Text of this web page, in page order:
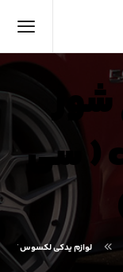
شور
لکسوس ct۲۰۰ ( سی
لوازم یدکی لکسوس CT